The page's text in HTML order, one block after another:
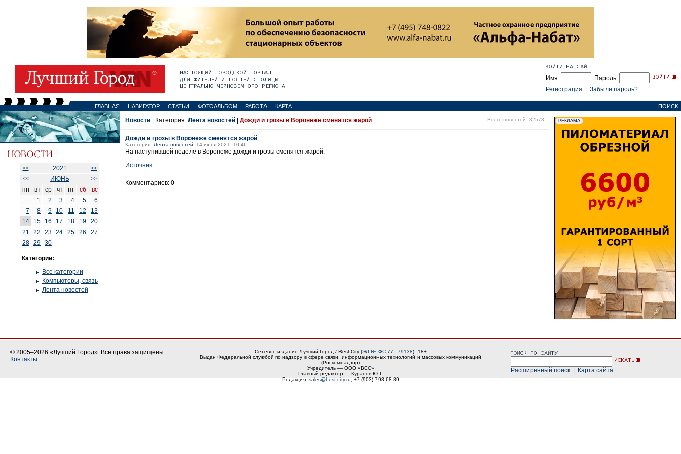
Имя:
Пароль:
Регистрация
Забыли пароль?
ГЛАВНАЯ НАВИГАТОР СТАТЬИ ФОТОАЛЬБОМ РАБОТА КАРТА ПОИСК
<< 2021
>>
<<
ИЮНЬ >>
пн вт ср чт пт сб
вс
1
2 3 4 5
6
7
8 9 10 11 12
13
14
15 16 17 18 19
20
21
22 23 24 25 26
27
28 29 30
Категории:
Все категории
Компьютеры, связь
Лента новостей
Новости | Категория: Лента новостей Дожди и грозы в Воронеже сменятся жарой Всего новостей: 32573
Дожди и грозы в Воронеже сменятся жарой
Категория: Лента новостей , 14 июня 2021, 10:46
На наступившей неделе в Воронеже дожди и грозы сменятся жарой.
Источник
Комментариев: 0
© 2005–2026 «Лучший Город». Все права защищены.
Контакты
Сетевое издание Лучший Город / Best City (ЭЛ № ФС 77 - 79138), 18+
Выдан Федеральной службой по надзору в сфере связи, информационных технологий и массовых коммуникаций
(Роскомнадзор)
Учредитель — ООО «ВСС»
Главный редактор — Куранов Ю.Г.
Редакция: sales@best-city.ru , +7 (903) 798-68-89
Расширенный поиск Карта сайта